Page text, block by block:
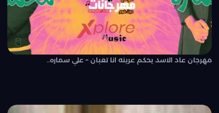
مهرجان عاد الاسد يحكم عرينه انا تعبان – علي سماره..